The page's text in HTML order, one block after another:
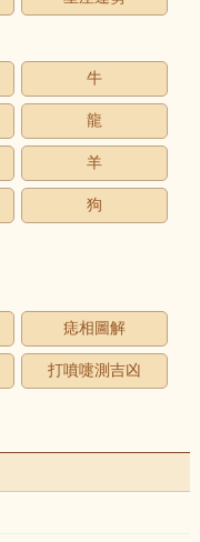
牛
龍
羊
狗
痣相圖解
打噴嚏測吉凶